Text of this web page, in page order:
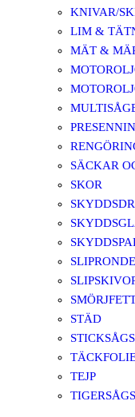
KNIVAR/
LIM &
MÄT &
SÄCKAR
SKOR
STÄD
TEJP